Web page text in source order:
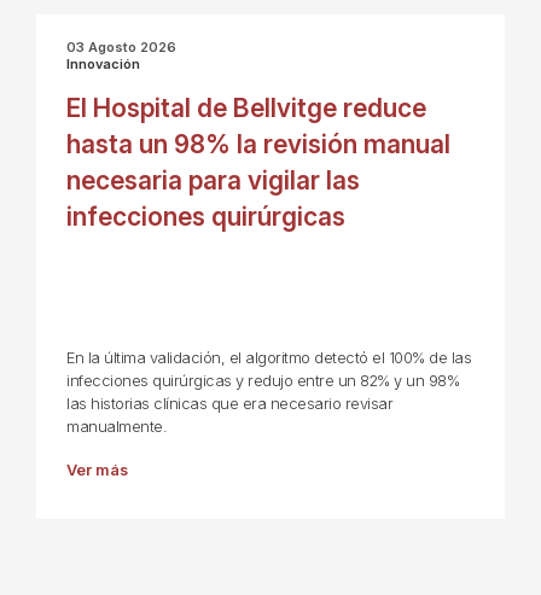
03 Agosto 2026
Innovación
El Hospital de Bellvitge reduce
hasta un 98% la revisión manual
necesaria para vigilar las
infecciones quirúrgicas
En la última validación, el algoritmo detectó el 100% de las
infecciones quirúrgicas y redujo entre un 82% y un 98%
las historias clínicas que era necesario revisar
manualmente.
Ver más